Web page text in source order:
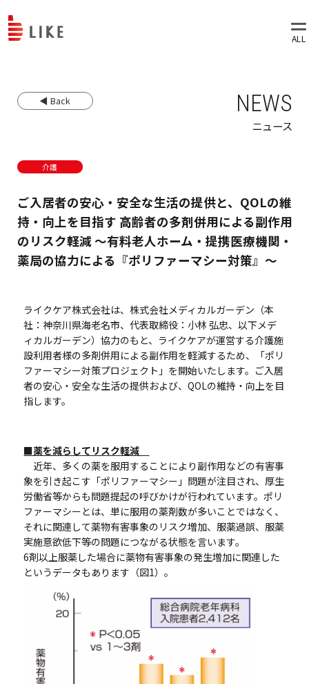
◀ Back NEWS
ニュース
介護
ご入居者の安心・安全な生活の提供と、QOLの維
持・向上を目指す 高齢者の多剤併用による副作用
のリスク軽減 ～有料老人ホーム・提携医療機関・
薬局の協力による『ポリファーマシー対策』～
ライクケア株式会社は、株式会社メディカルガーデン（本
社：神奈川県海老名市、代表取締役：小林 弘忠、以下メデ
ィカルガーデン）協力のもと、ライクケアが運営する介護施
設利用者様の多剤併用による副作用を軽減するため、「ポリ
ファーマシー対策プロジェクト」を開始いたします。ご入居
者の安心・安全な生活の提供および、QOLの維持・向上を目
指します。
■薬を減らしてリスク軽減
近年、多くの薬を服用することにより副作用などの有害事
象を引き起こす「ポリファーマシー」問題が注目され、厚生
労働省等からも問題提起の呼びかけが行われています。ポリ
ファーマシーとは、単に服用の薬剤数が多いことではなく、
それに関連して薬物有害事象のリスク増加、服薬過誤、服薬
実施意欲低下等の問題につながる状態を言います。
6剤以上服薬した場合に薬物有害事象の発生増加に関連した
というデータもあります（図1）。